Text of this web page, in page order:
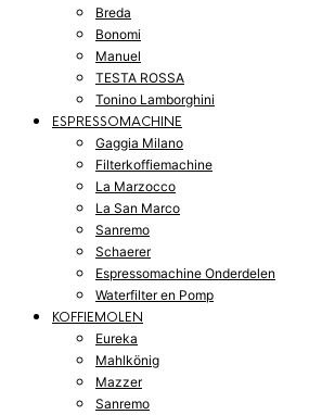
Breda
Bonomi
Manuel
TESTA ROSSA
Tonino Lamborghini
ESPRESSOMACHINE
Gaggia Milano
Filterkoffiemachine
La Marzocco
La San Marco
Sanremo
Schaerer
Espressomachine Onderdelen
Waterfilter en Pomp
KOFFIEMOLEN
Eureka
Mahlkönig
Mazzer
Sanremo